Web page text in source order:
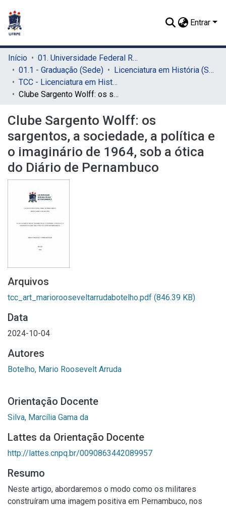
Entrar
Início
01. Universidade Federal Rural de Pernambuco - UFRPE (Sede)
01.1 - Graduação (Sede)
Licenciatura em História (Sede)
TCC - Licenciatura em História (Sede)
Clube Sargento Wolff: os sargentos, a sociedade, a política e o imaginário de 1964, sob a ótica do Diário de Pernambuco
Clube Sargento Wolff: os
sargentos, a sociedade, a política e
o imaginário de 1964, sob a ótica
do Diário de Pernambuco
Arquivos
tcc_art_mariorooseveltarrudabotelho.pdf (846.39 KB)
Data
2024-10-04
Autores
Botelho, Mario Roosevelt Arruda
Orientação Docente
Silva, Marcília Gama da
Lattes da Orientação Docente
http://lattes.cnpq.br/0090863442089957
Resumo
Neste artigo, abordaremos o modo como os militares
construíram uma imagem positiva em Pernambuco, nos